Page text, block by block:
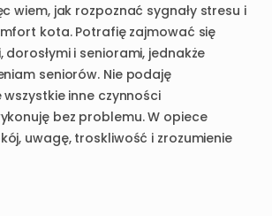
wiem​,​ jak rozpoznać sygnały stresu i
kota. Potrafię zajmować się
​,​ dorosłymi i seniorami​,​ jednakże
seniorów. Nie podaję
wszystkie inne czynności
bez problemu.W opiece
​,​ uwagę​,​ troskliwość i zrozumienie